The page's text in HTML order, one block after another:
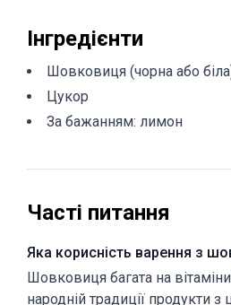
Інгредієнти
Шовковиця (чорна або
Цукор
За бажанням: лимон
Часті питання
Яка корисність варення з
Шовковиця багата на
народній традиції продукти